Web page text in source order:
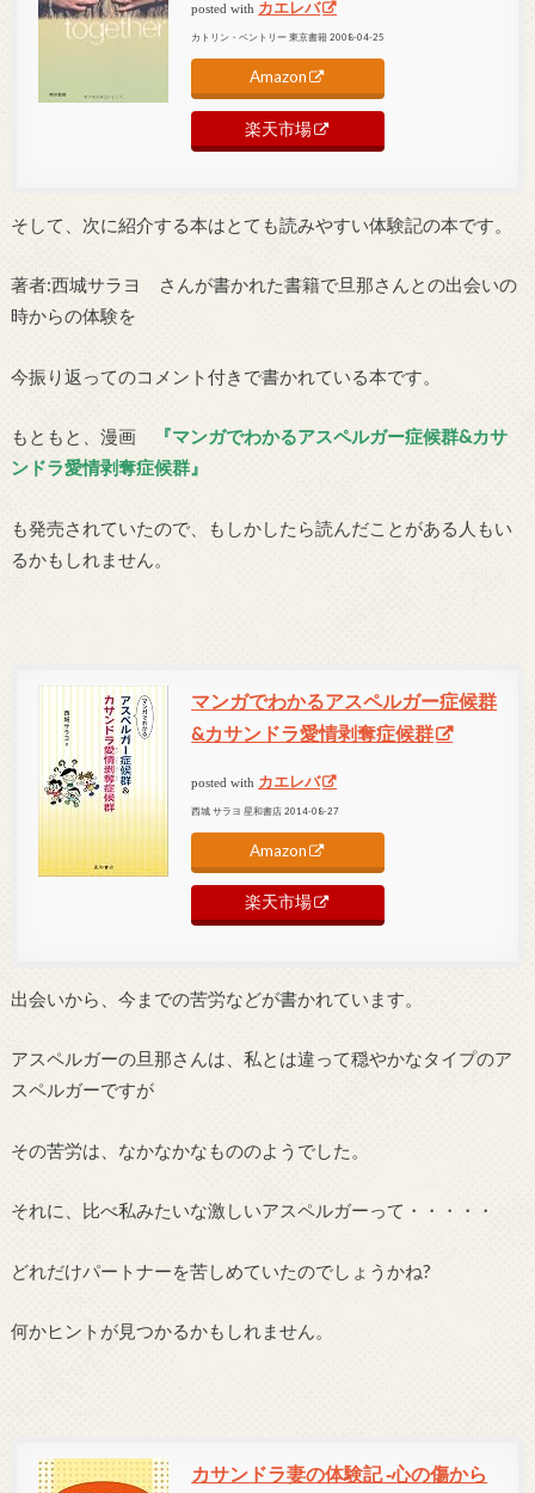
posted with カエレバ
カトリン・ベントリー 東京書籍 2008-04-25
Amazon
楽天市場
そして、次に紹介する本はとても読みやすい体験記の本です。
著者:西城サラヨ さんが書かれた書籍で旦那さんとの出会いの
時からの体験を
今振り返ってのコメント付きで書かれている本です。
もともと、漫画
『マンガでわかるアスペルガー症候群&カサ
ンドラ愛情剥奪症候群』
も発売されていたので、もしかしたら読んだことがある人もい
るかもしれません。
マンガでわかるアスペルガー症候群
&カサンドラ愛情剥奪症候群
posted with カエレバ
西城 サラヨ 星和書店 2014-08-27
Amazon
楽天市場
出会いから、今までの苦労などが書かれています。
アスペルガーの旦那さんは、私とは違って穏やかなタイプのア
スペルガーですが
その苦労は、なかなかなもののようでした。
それに、比べ私みたいな激しいアスペルガーって・・・・・
どれだけパートナーを苦しめていたのでしょうかね?
何かヒントが見つかるかもしれません。
カサンドラ妻の体験記 ‐心の傷から